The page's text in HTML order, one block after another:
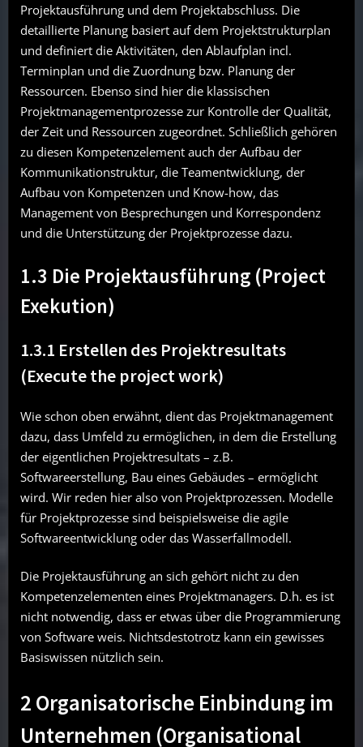
Projektausführung und dem Projektabschluss. Die
detaillierte Planung basiert auf dem Projektstrukturplan
und definiert die Aktivitäten, den Ablaufplan incl.
Terminplan und die Zuordnung bzw. Planung der
Ressourcen. Ebenso sind hier die klassischen
Projektmanagementprozesse zur Kontrolle der Qualität,
der Zeit und Ressourcen zugeordnet. Schließlich gehören
zu diesen Kompetenzelement auch der Aufbau der
Kommunikationstruktur, die Teamentwicklung, der
Aufbau von Kompetenzen und Know-how, das
Management von Besprechungen und Korrespondenz
und die Unterstützung der Projektprozesse dazu.
1.3 Die Projektausführung (Project
Exekution)
1.3.1 Erstellen des Projektresultats
(Execute the project work)
Wie schon oben erwähnt, dient das Projektmanagement
dazu, dass Umfeld zu ermöglichen, in dem die Erstellung
der eigentlichen Projektresultats – z.B.
Softwareerstellung, Bau eines Gebäudes – ermöglicht
wird. Wir reden hier also von Projektprozessen. Modelle
für Projektprozesse sind beispielsweise die agile
Softwareentwicklung oder das Wasserfallmodell.
Die Projektausführung an sich gehört nicht zu den
Kompetenzelementen eines Projektmanagers. D.h. es ist
nicht notwendig, dass er etwas über die Programmierung
von Software weis. Nichtsdestotrotz kann ein gewisses
Basiswissen nützlich sein.
2 Organisatorische Einbindung im
Unternehmen (Organisational